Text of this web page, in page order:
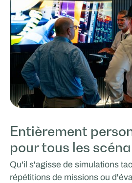
Entièrement
pour tous les
Qu'il s'agisse de simulations
répétitions de missions ou